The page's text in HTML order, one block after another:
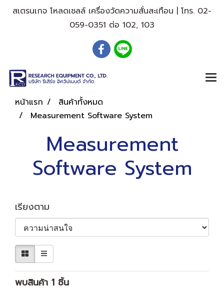
สเตรนเกจ โหลดเซลล์ เครื่องวัดความสั่นสะเทือน | โทร. 02-
059-0351 ต่อ 102, 103
หน้าแรก
สินค้าทั้งหมด
Measurement Software System
Measurement
Software System
เรียงตาม
พบสินค้า 1 ชิ้น